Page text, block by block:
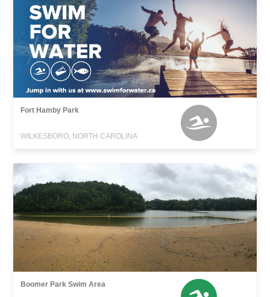
Fort Hamby Park
WILKESBORO, NORTH CAROLINA
Boomer Park Swim Area